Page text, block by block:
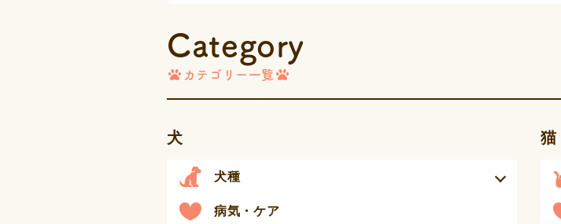
Category
カテゴリー一覧
犬
犬種
病気・ケア
猫